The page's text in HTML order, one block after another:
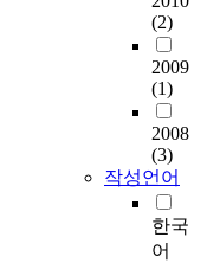
(2)
2009
(1)
2008
(3)
작성언어
한국
어